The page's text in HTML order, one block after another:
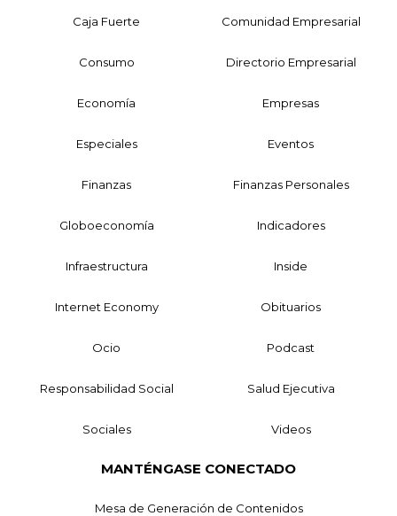
Caja Fuerte Comunidad Empresarial
Consumo Directorio Empresarial
Economía Empresas
Especiales Eventos
Finanzas Finanzas Personales
Globoeconomía Indicadores
Infraestructura Inside
Internet Economy Obituarios
Ocio Podcast
Responsabilidad Social Salud Ejecutiva
Sociales Videos
MANTÉNGASE CONECTADO
Mesa de Generación de Contenidos